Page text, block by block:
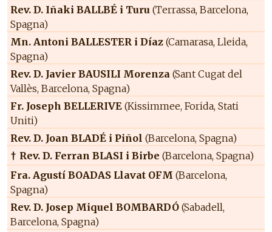
Rev. D. Iñaki BALLBÉ i Turu (Terrassa, Barcelona,
Spagna)
Mn. Antoni BALLESTER i Díaz (Camarasa, Lleida,
Spagna)
Rev. D. Javier BAUSILI Morenza (Sant Cugat del
Vallès, Barcelona, Spagna)
Fr. Joseph BELLERIVE (Kissimmee, Forida, Stati
Uniti)
Rev. D. Joan BLADÉ i Piñol (Barcelona, Spagna)
† Rev. D. Ferran BLASI i Birbe (Barcelona, Spagna)
Fra. Agustí BOADAS Llavat OFM (Barcelona,
Spagna)
Rev. D. Josep Miquel BOMBARDÓ (Sabadell,
Barcelona, Spagna)